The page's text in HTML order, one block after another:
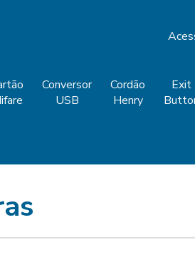
Conversor
USB
Cordão
Henry
Exit